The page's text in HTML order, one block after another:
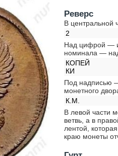
Реверс
В центральной
2
Над цифрой —
номинала —
КОПЕЙ
КИ
Под надписью
монетного
К.М.
В левой части
ветвь, а в
лентой,
краю монеты